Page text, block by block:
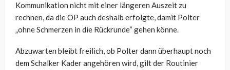
Kommunikation nicht mit einer längeren Auszeit zu
rechnen, da die OP auch deshalb erfolgte, damit Polter
„ohne Schmerzen in die Rückrunde“ gehen könne.
Abzuwarten bleibt freilich, ob Polter dann überhaupt noch
dem Schalker Kader angehören wird, gilt der Routinier